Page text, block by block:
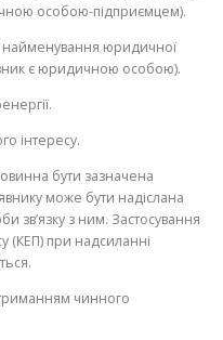
особою-підприємцем).
найменування юридичної
є юридичною особою).
інтересу.
бути зазначена
може бути надіслана
зв’язку з ним. Застосування
(КЕП) при надсиланні
чинного